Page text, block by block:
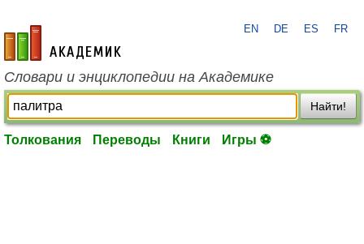
academic.ru
EN DE ES FR
Словари и энциклопедии на Академике
Найти!
Толкования Переводы Книги Игры ⚽